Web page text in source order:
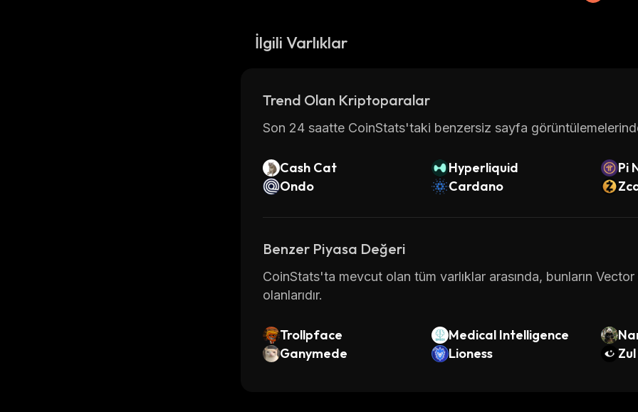
İlgili Varlıklar
Trend Olan Kriptoparalar
Son 24 saatte CoinStats'taki benzersiz sayfa
Cash Cat Hyperliquid Pi
Ondo
Cardano
Benzer Piyasa Değeri
CoinStats'ta mevcut olan tüm varlıklar arasında, bunların
olanlarıdır.
Trollpface Medical Intelligence
Ganymede
Lioness Zul